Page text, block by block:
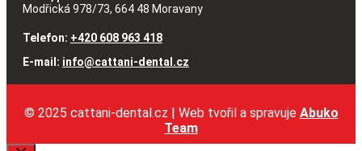
Modřická 978/73, 664 48 Moravany
Telefon: +420 608 963 418
E-mail: info@cattani-dental.cz
© 2025 cattani-dental.cz | Web tvořil a spravuje Abuko
Team